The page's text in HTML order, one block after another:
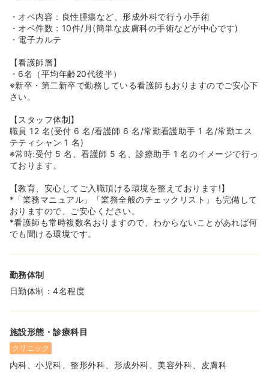
・オペ内容：良性腫瘍など、形成外科で行う小手術
・オペ件数：10件/月(簡単な皮膚科の手術などが中心です)
・電子カルテ
【看護師層】
・6名（平均年齢20代後半）
※新卒・第二新卒で勤務している看護師もおりますのでご安心下
さい。
【スタッフ体制】
職員 12 名(受付 6 名/看護師 6 名/常勤看護助手 1 名/常勤エス
テティシャン 1 名)
※常時:受付 5 名、看護師 5 名、診療助手 1 名のイメージで行っ
ております。
【教育、安心してご入職頂ける環境を整えております!】
*「業務マニュアル」「業務全般のチェックリスト」も完備して
おりますので、ご安心ください。
*看護師も常時複数名おりますので、わからないことがあれば何
でも聞ける環境です。
勤務体制
日勤体制：4名程度
施設形態・診療科目
クリニック
内科、小児科、整形外科、形成外科、美容外科、皮膚科